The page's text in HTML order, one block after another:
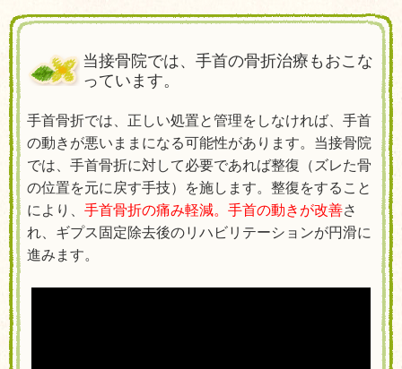
当接骨院では、手首の骨折治療もおこな
っています。
手首骨折では、正しい処置と管理をしなければ、手首
の動きが悪いままになる可能性があります。当接骨院
では、手首骨折に対して必要であれば整復（ズレた骨
の位置を元に戻す手技）を施します。整復をすること
により、 手首骨折の痛み軽減。手首の動きが改善さ
れ、ギプス固定除去後のリハビリテーションが円滑に
進みます。